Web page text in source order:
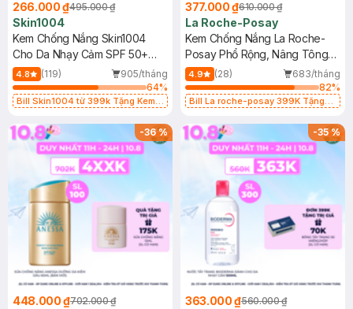
266.000 ₫495.000 ₫
Skin1004
Kem Chống Nắng Skin1004
Cho Da Nhạy Cảm SPF 50+
50ml
4.8 (119)
905/tháng
64%
Bill Skin1004 từ 399k Tặng Kem
SPF 50+ 20ml (SL Có Hạn)
377.000 ₫610.000 ₫
La Roche-Posay
Kem Chống Nắng La Roche-
Posay Phổ Rộng, Nâng Tông
Kiềm Dầu 50ml
4.9 (28)
683/tháng
82%
Bill La roche-posay 399K Tặng
(SL có hạn)
-36%
448.000 ₫702.000 ₫
-35%
363.000 ₫560.000 ₫